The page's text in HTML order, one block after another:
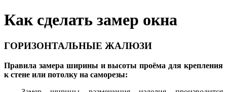
Как сделать замер окна
ГОРИЗОНТАЛЬНЫЕ ЖАЛЮЗИ
Правила замера ширины и высоты проёма для крепления
к стене или потолку на саморезы: